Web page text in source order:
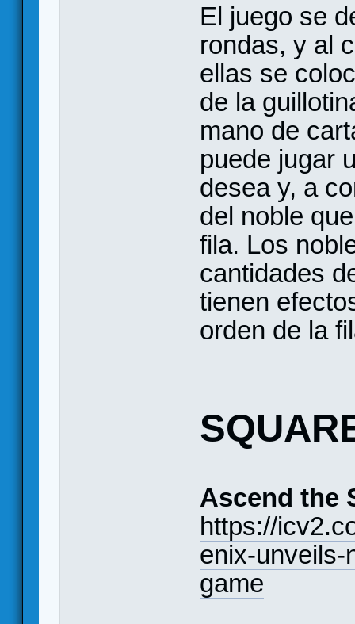
El juego se
rondas, y al
ellas se
de la
mano de
puede jugar
desea y, a
del noble
fila. Los
cantidades
tienen
orden de la
Ascend the
https://
enix-unveils-
game